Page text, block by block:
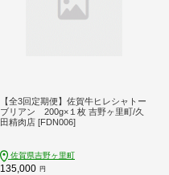
【全3回定期便】佐賀牛ヒレシャトー
ブリアン 200g×１枚 吉野ヶ里町/久
田精肉店 [FDN006]
佐賀県吉野ヶ里町
135,000 円